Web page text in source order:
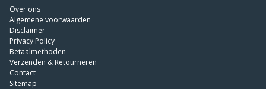
Over ons
Algemene voorwaarden
Disclaimer
Privacy Policy
Betaalmethoden
Verzenden & Retourneren
Contact
Sitemap